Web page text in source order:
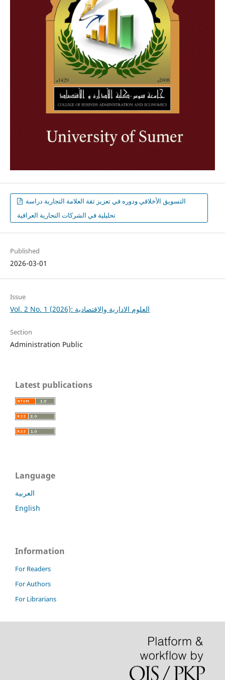
تحليلية في الشركات التجارية العراقية
Published
2026-03-01
Issue
Vol. 2 No. 1 (2026): العلوم الادارية والاقتصادية
Section
Administration Public
Latest publications
Language
العربية
English
Information
For Readers
For Authors
For Librarians